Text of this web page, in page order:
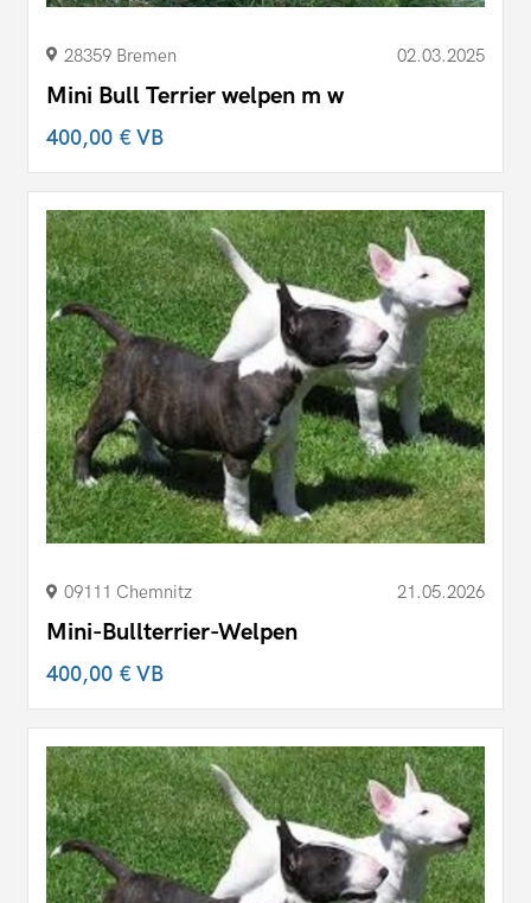
28359 Bremen 02.03.2025
Mini Bull Terrier welpen m w
400,00 €VB
09111 Chemnitz 21.05.2026
Mini-Bullterrier-Welpen
400,00 €VB